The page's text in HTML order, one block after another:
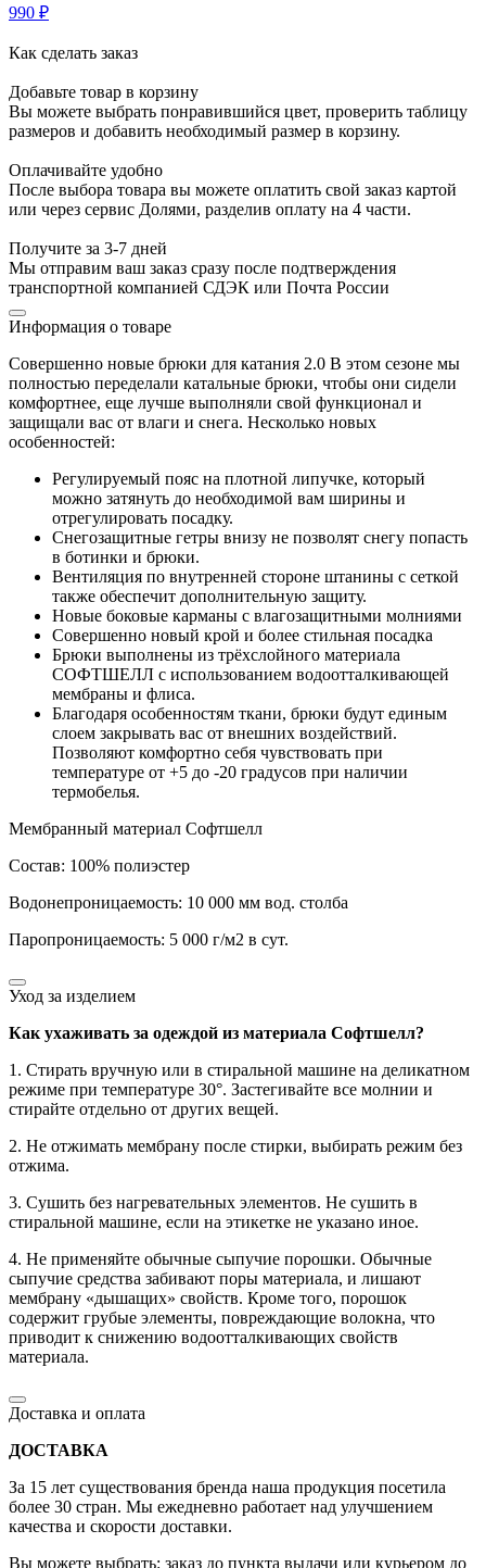
990 ₽
Как сделать заказ
Добавьте товар в корзину
Вы можете выбрать понравившийся цвет, проверить таблицу
размеров и добавить необходимый размер в корзину.
Оплачивайте удобно
После выбора товара вы можете оплатить свой заказ картой
или через сервис Долями, разделив оплату на 4 части.
Получите за 3-7 дней
Мы отправим ваш заказ сразу после подтверждения
транспортной компанией СДЭК или Почта России
Информация о товаре
Совершенно новые брюки для катания 2.0 В этом сезоне мы
полностью переделали катальные брюки, чтобы они сидели
комфортнее, еще лучше выполняли свой функционал и
защищали вас от влаги и снега. Несколько новых
особенностей:
Регулируемый пояс на плотной липучке, который
можно затянуть до необходимой вам ширины и
отрегулировать посадку.
Снегозащитные гетры внизу не позволят снегу попасть
в ботинки и брюки.
Вентиляция по внутренней стороне штанины с сеткой
также обеспечит дополнительную защиту.
Новые боковые карманы с влагозащитными молниями
Совершенно новый крой и более стильная посадка
Брюки выполнены из трёхслойного материала
СОФТШЕЛЛ с использованием водоотталкивающей
мембраны и флиса.
Благодаря особенностям ткани, брюки будут единым
слоем закрывать вас от внешних воздействий.
Позволяют комфортно себя чувствовать при
температуре от +5 до -20 градусов при наличии
термобелья.
Мембранный материал Софтшелл
Состав: 100% полиэстер
Водонепроницаемость: 10 000 мм вод. столба
Паропроницаемость: 5 000 г/м2 в сут.
Уход за изделием
Как ухаживать за одеждой из материала Софтшелл?
1. Стирать вручную или в стиральной машине на деликатном
режиме при температуре 30°. Застегивайте все молнии и
стирайте отдельно от других вещей.
2. Не отжимать мембрану после стирки, выбирать режим без
отжима.
3. Сушить без нагревательных элементов. Не сушить в
стиральной машине, если на этикетке не указано иное.
4. Не применяйте обычные сыпучие порошки. Обычные
сыпучие средства забивают поры материала, и лишают
мембрану «дышащих» свойств. Кроме того, порошок
содержит грубые элементы, повреждающие волокна, что
приводит к снижению водоотталкивающих свойств
материала.
Доставка и оплата
ДОСТАВКА
За 15 лет существования бренда наша продукция посетила
более 30 стран. Мы ежедневно работает над улучшением
качества и скорости доставки.
Вы можете выбрать: заказ до пункта выдачи или курьером до